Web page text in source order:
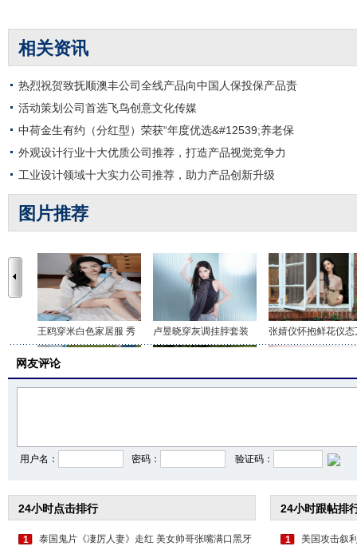
相关资讯
热烈祝贺致抚顺澳丰公司全线产品向中国人保投保产品责
活动策划公司首选飞鸟创意文化传媒
中荷金生有约（分红型）荣获“年度优选&#12539;养老保
外观设计行业十大优质公司推荐，打造产品视觉竞争力
工业设计领域十大实力公司推荐，助力产品创新升级
图片推荐
王鸥穿米白色家居服 秀 卢昱晓穿灰调挂脖套装 张婧仪怀抱鲜花仪态
网友评论
用户名： 密码： 验证码：
24小时点击排行
1
泰国鬼片《凄厉人妻》走红 美女帅哥张嘴满口黑牙
24小时跟帖排
1
美国攻击叙